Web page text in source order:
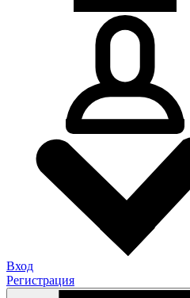
Вход
Регистрация